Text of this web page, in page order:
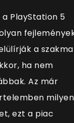
PlayStation 5
a szakma
ha nem
Az már
milyen
ezt a piac